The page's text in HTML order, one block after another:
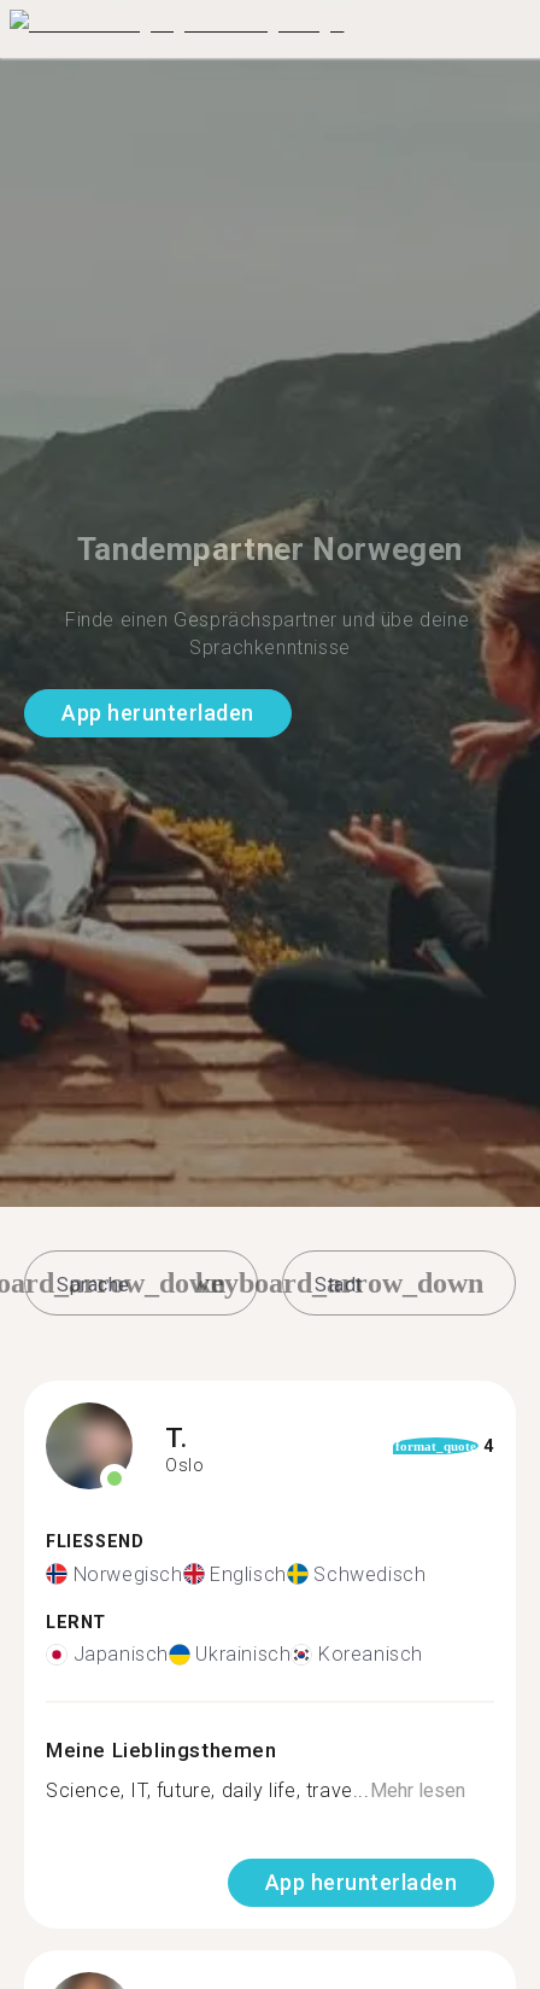
Tandempartner Norwegen
Finde einen Gesprächspartner und übe deine
Sprachkenntnisse
App herunterladen
keyboard_arrow_down
T.
Oslo
format_quote 4
FLIESSEND
Norwegisch Englisch Schwedisch
LERNT
Japanisch Ukrainisch Koreanisch
Meine Lieblingsthemen
Science, IT, future, daily life, trave...Mehr lesen
App herunterladen